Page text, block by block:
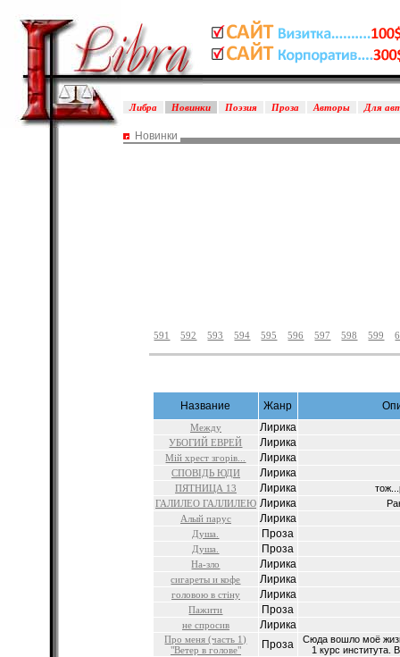
Либра Новинки Поэзия Проза Авторы Для
Новинки
591 592 593 594 595 596 597 598 599
Название Жанр
Между Лирика
УБОГИЙ ЕВРЕЙ Лирика
Мiй хрест згорiв... Лирика
СПОВIДЬ ЮДИ Лирика
ПЯТНИЦА 13 Лирика
ГАЛИЛЕО ГАЛЛИЛЕЮ Лирика
Алый парус
Лирика
Душа. Проза
Душа. Проза
На-зло Лирика
сигареты и кофе Лирика
головою в стiну Лирика
Пажити Проза
не спросив Лирика
Про меня (часть 1)
"Ветер в голове"
Проза
Сюда вошло моё
1 курс института.